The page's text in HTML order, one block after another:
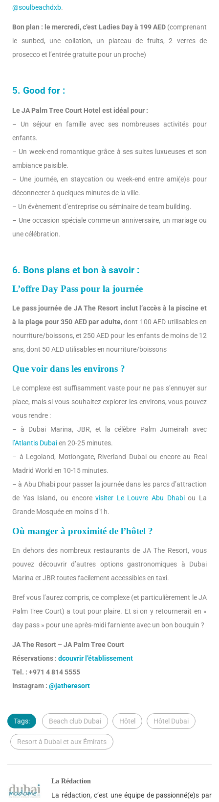
@soulbeachdxb.
Bon plan : le mercredi, c’est Ladies Day à 199 AED(comprenant
le sunbed, une collation, un plateau de fruits, 2 verres de
prosecco et l’entrée gratuite pour un proche)
5. Good for :
Le JA Palm Tree Court Hotel est idéal pour :
– Un séjour en famille avec ses nombreuses activités pour
enfants.
– Un week-end romantique grâce à ses suites luxueuses et son
ambiance paisible.
– Une journée, en staycation ou week-end entre ami(e)s pour
déconnecter à quelques minutes de la ville.
– Un évènement d’entreprise ou séminaire de team building.
– Une occasion spéciale comme un anniversaire, un mariage ou
une célébration.
6. Bons plans et bon à savoir :
L’offre Day Pass pour la journée
Le pass journée de JA The Resort inclut l’accès à la piscine et
à la plage pour 350 AED par adulte, dont 100 AED utilisables en
nourriture/boissons, et 250 AED pour les enfants de moins de 12
ans, dont 50 AED utilisables en nourriture/boissons
Que voir dans les environs ?
Le complexe est suffisamment vaste pour ne pas s’ennuyer sur
place, mais si vous souhaitez explorer les environs, vous pouvez
vous rendre :
– à Dubai Marina, JBR, et la célèbre Palm Jumeirah avec
l’Atlantis Dubaien 20-25 minutes.
– à Legoland, Motiongate, Riverland Dubai ou encore au Real
Madrid World en 10-15 minutes.
– à Abu Dhabi pour passer la journée dans les parcs d’attraction
de Yas Island, ou encorevisiter Le Louvre Abu Dhabiou La
Grande Mosquée en moins d’1h.
Où manger à proximité de l’hôtel ?
En dehors des nombreux restaurants de JA The Resort, vous
pouvez découvrir d’autres options gastronomiques à Dubai
Marina et JBR toutes facilement accessibles en taxi.
Bref vous l’aurez compris, ce complexe (et particulièrement le JA
Palm Tree Court) a tout pour plaire. Et si on y retournerait en «
day pass » pour une après-midi farniente avec un bon bouquin ?
JA The Resort – JA Palm Tree Court
Réservations : dcouvrir l’établissement
Tel. : +971 4 814 5555
Instagram : @jatheresort
Tags: Beach club Dubai Hôtel Hôtel Dubai
Resort à Dubai et aux Émirats
La Rédaction
La rédaction, c’est une équipe de passionné(e)s par